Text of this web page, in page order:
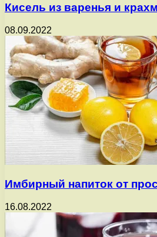
Кисель из варенья и
08.09.2022
Имбирный напиток от
16.08.2022